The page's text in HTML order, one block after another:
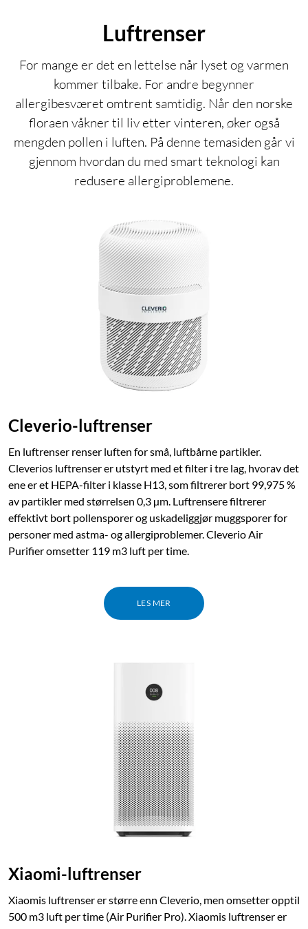
Luftrenser
For mange er det en lettelse når lyset og varmen
kommer tilbake. For andre begynner
allergibesværet omtrent samtidig. Når den norske
floraen våkner til liv etter vinteren, øker også
mengden pollen i luften. På denne temasiden går vi
gjennom hvordan du med smart teknologi kan
redusere allergiproblemene.
Cleverio-luftrenser
En luftrenser renser luften for små, luftbårne partikler.
Cleverios luftrenser er utstyrt med et filter i tre lag, hvorav det
ene er et HEPA-filter i klasse H13, som filtrerer bort 99,975 %
av partikler med størrelsen 0,3 µm. Luftrensere filtrerer
effektivt bort pollensporer og uskadeliggjør muggsporer for
personer med astma- og allergiproblemer. Cleverio Air
Purifier omsetter 119 m3 luft per time.
LES MER
Xiaomi-luftrenser
Xiaomis luftrenser er større enn Cleverio, men omsetter opptil
500 m3 luft per time (Air Purifier Pro). Xiaomis luftrenser er